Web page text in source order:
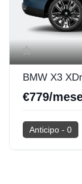
BMW X3
€779/
Anticipo - 0